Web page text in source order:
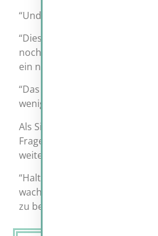
“Und wozu dient dieser
“Dieser Sensor scannt wie viel
noch da ist und wann der
ein neuer benötigt wird.”,
“Das ist ja cool”, erwiderte
wenige Augenblicke später ein.
Als Simon erwachte,
Fragen in den Kopf und er
weiter mit seinen Fragen zu
“Halt, halt Simon. Jetzt werde
wach. Wir haben genügend
zu beantworten.”